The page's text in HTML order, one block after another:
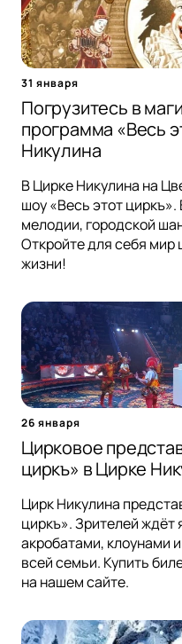
31 января
Погрузитесь в
программа «Весь
Никулина
В Цирке Никулина на
шоу «Весь этот
мелодии, городской
Откройте для себя мир
жизни!
26 января
Цирковое
циркъ» в Цирке
Цирк Никулина
циркъ». Зрителей ждёт
акробатами, клоунами
всей семьи. Купить
на нашем сайте.